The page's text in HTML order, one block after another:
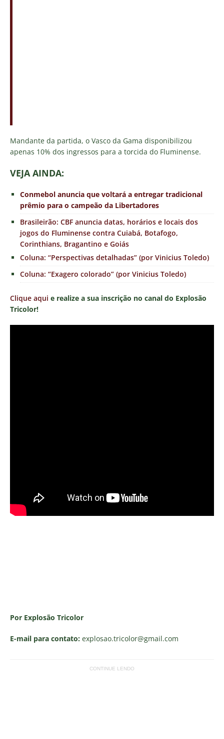
Mandante da partida, o Vasco da Gama disponibilizou
apenas 10% dos ingressos para a torcida do Fluminense.
VEJA AINDA:
Conmebol anuncia que voltará a entregar tradicional
prêmio para o campeão da Libertadores
Brasileirão: CBF anuncia datas, horários e locais dos
jogos do Fluminense contra Cuiabá, Botafogo,
Corinthians, Bragantino e Goiás
Coluna: “Perspectivas detalhadas” (por Vinicius Toledo)
Coluna: “Exagero colorado” (por Vinicius Toledo)
Clique aqui e realize a sua inscrição no canal do Explosão
Tricolor!
Por Explosão Tricolor
E-mail para contato: explosao.tricolor@gmail.com
CONTINUE LENDO